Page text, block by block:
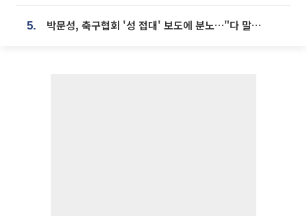
5. 박문성, 축구협회 '성 접대' 보도에 분노…"다 말아먹으려고 작정했나"